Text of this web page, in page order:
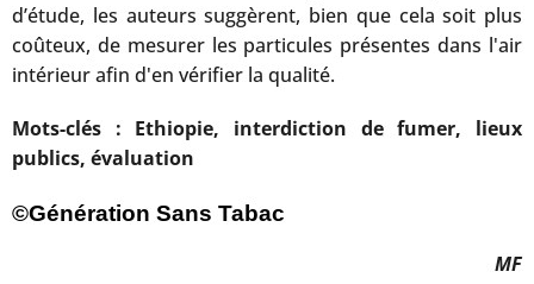
d’étude, les auteurs suggèrent, bien que cela soit plus
coûteux, de mesurer les particules présentes dans l'air
intérieur afin d'en vérifier la qualité.
Mots-clés : Ethiopie, interdiction de fumer, lieux
publics, évaluation
©Génération Sans Tabac
MF